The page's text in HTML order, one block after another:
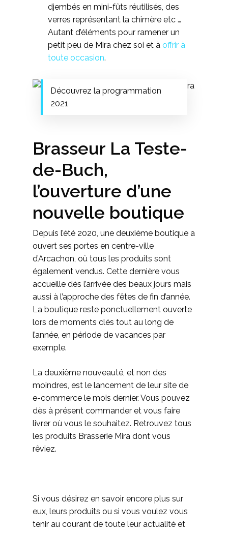
djembés en mini-fûts réutilisés, des
verres représentant la chimère etc …
Autant d’éléments pour ramener un
petit peu de Mira chez soi et à offrir à
toute occasion.
Découvrez la programmation
2021
Brasseur La Teste-
de-Buch,
l’ouverture d’une
nouvelle boutique
Depuis l’été 2020, une deuxième boutique a
ouvert ses portes en centre-ville
d’Arcachon, où tous les produits sont
également vendus. Cette dernière vous
accueille dès l’arrivée des beaux jours mais
aussi à l’approche des fêtes de fin d’année.
La boutique reste ponctuellement ouverte
lors de moments clés tout au long de
l’année, en période de vacances par
exemple.
La deuxième nouveauté, et non des
moindres, est le lancement de leur site de
e-commerce le mois dernier. Vous pouvez
dès à présent commander et vous faire
livrer où vous le souhaitez. Retrouvez tous
les produits Brasserie Mira dont vous
rêviez.
Si vous désirez en savoir encore plus sur
eux, leurs produits ou si vous voulez vous
tenir au courant de toute leur actualité et